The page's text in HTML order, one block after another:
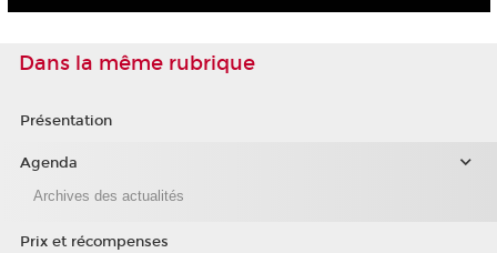
Dans la même rubrique
Présentation
Agenda
Archives des actualités
Prix et récompenses